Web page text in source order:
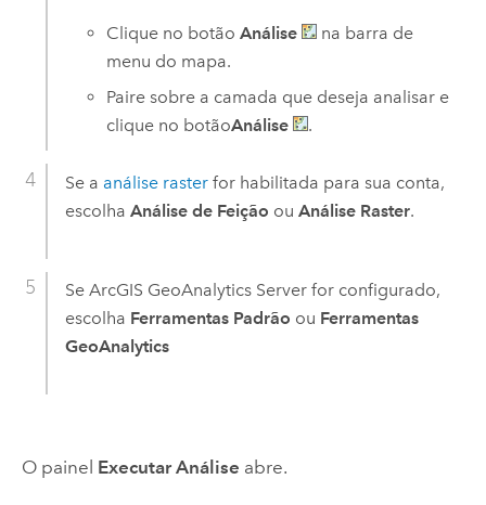
Clique no botãoAnálise
na barra de
menu do mapa.
Paire sobre a camada que deseja analisar e
clique no botãoAnálise .
Se a análise rasterfor habilitada para sua conta,
escolha Análise de Feição ou Análise Raster.
Se ArcGIS GeoAnalytics Serverfor configurado,
escolha Ferramentas Padrão ou Ferramentas
GeoAnalytics
O painel Executar Análise abre.